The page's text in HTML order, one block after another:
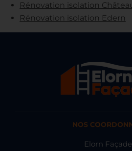
Rénovation isolation
Rénovation isolation Edern
NOS
Elorn